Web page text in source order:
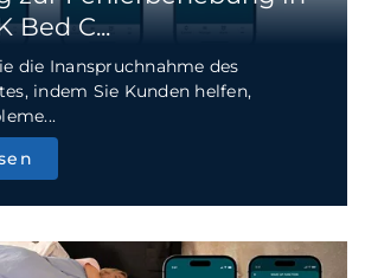
Bed C...
die Inanspruchnahme des
indem Sie Kunden helfen,